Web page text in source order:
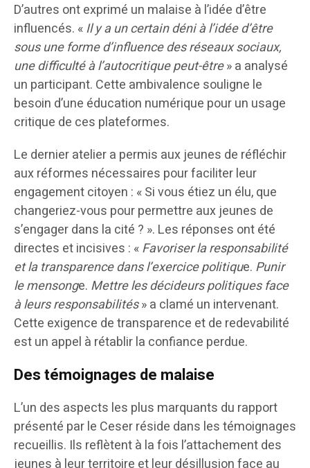
D’autres ont exprimé un malaise à l’idée d’être
influencés. «Il y a un certain déni à l’idée d’être
sous une forme d’influence des réseaux sociaux,
une difficulté à l’autocritique peut-être» a analysé
un participant. Cette ambivalence souligne le
besoin d’une éducation numérique pour un usage
critique de ces plateformes.
Le dernier atelier a permis aux jeunes de réfléchir
aux réformes nécessaires pour faciliter leur
engagement citoyen : « Si vous étiez un élu, que
changeriez-vous pour permettre aux jeunes de
s’engager dans la cité ? ». Les réponses ont été
directes et incisives : «Favoriser la responsabilité
et la transparence dans l’exercice politique. Punir
le mensonge. Mettre les décideurs politiques face
à leurs responsabilités» a clamé un intervenant.
Cette exigence de transparence et de redevabilité
est un appel à rétablir la confiance perdue.
Des témoignages de malaise
L’un des aspects les plus marquants du rapport
présenté par le Ceser réside dans les témoignages
recueillis. Ils reflètent à la fois l’attachement des